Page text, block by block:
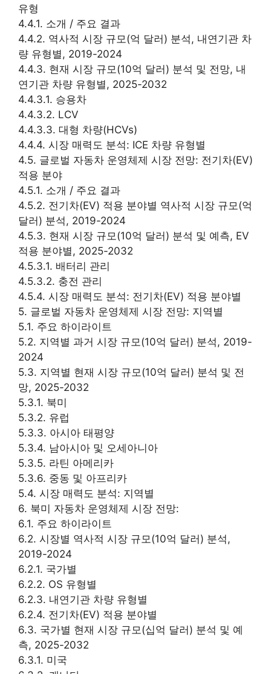
유형
4.4.1. 소개 / 주요 결과
4.4.2. 역사적 시장 규모(억 달러) 분석, 내연기관 차
량 유형별, 2019-2024
4.4.3. 현재 시장 규모(10억 달러) 분석 및 전망, 내
연기관 차량 유형별, 2025-2032
4.4.3.1. 승용차
4.4.3.2. LCV
4.4.3.3. 대형 차량(HCVs)
4.4.4. 시장 매력도 분석: ICE 차량 유형별
4.5. 글로벌 자동차 운영체제 시장 전망: 전기차(EV)
적용 분야
4.5.1. 소개 / 주요 결과
4.5.2. 전기차(EV) 적용 분야별 역사적 시장 규모(억
달러) 분석, 2019-2024
4.5.3. 현재 시장 규모(10억 달러) 분석 및 예측, EV
적용 분야별, 2025-2032
4.5.3.1. 배터리 관리
4.5.3.2. 충전 관리
4.5.4. 시장 매력도 분석: 전기차(EV) 적용 분야별
5. 글로벌 자동차 운영체제 시장 전망: 지역별
5.1. 주요 하이라이트
5.2. 지역별 과거 시장 규모(10억 달러) 분석, 2019-
2024
5.3. 지역별 현재 시장 규모(10억 달러) 분석 및 전
망, 2025-2032
5.3.1. 북미
5.3.2. 유럽
5.3.3. 아시아 태평양
5.3.4. 남아시아 및 오세아니아
5.3.5. 라틴 아메리카
5.3.6. 중동 및 아프리카
5.4. 시장 매력도 분석: 지역별
6. 북미 자동차 운영체제 시장 전망:
6.1. 주요 하이라이트
6.2. 시장별 역사적 시장 규모(10억 달러) 분석,
2019-2024
6.2.1. 국가별
6.2.2. OS 유형별
6.2.3. 내연기관 차량 유형별
6.2.4. 전기차(EV) 적용 분야별
6.3. 국가별 현재 시장 규모(십억 달러) 분석 및 예
측, 2025-2032
6.3.1. 미국